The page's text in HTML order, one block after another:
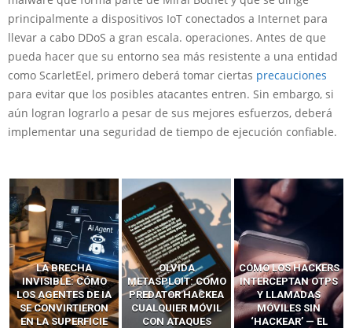
principalmente a dispositivos IoT conectados a Internet para
llevar a cabo DDoS a gran escala. operaciones. Antes de que
pueda hacer que su entorno sea más resistente a una entidad
como ScarletEel, primero deberá tomar ciertas precauciones
para evitar que los posibles atacantes entren. Sin embargo, si
aún logran lograrlo a pesar de sus mejores esfuerzos, deberá
implementar una seguridad de tiempo de ejecución confiable.
LA BRECHA
INVISIBLE: CÓMO
LOS AGENTES DE IA
SE CONVIRTIERON
EN LA SUPERFICIE
OLVIDA
METASPLOIT: CÓMO
PREDATOR HACKEA
CUALQUIER MÓVIL
CON ATAQUES
CÓMO LOS HACKERS
INTERCEPTAN OTPS
Y LLAMADAS
MÓVILES SIN
‘HACKEAR’ — EL